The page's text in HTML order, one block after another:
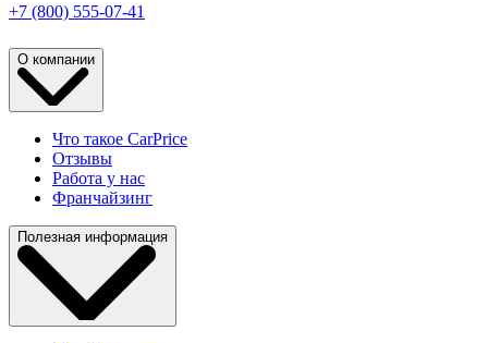
+7 (800) 555-07-41
О компании
Что такое CarPrice
Отзывы
Работа у нас
Франчайзинг
Полезная информация